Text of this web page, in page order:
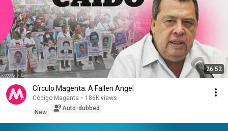
26:52
Círculo Magenta: A Fallen Angel
Código Magenta • 186K views
New
Auto-dubbed